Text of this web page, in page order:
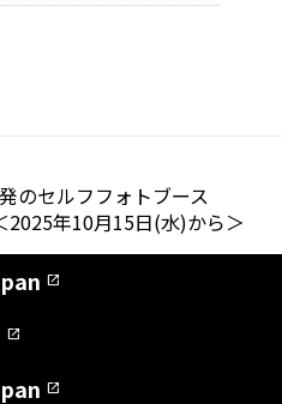
のセルフフォトブース
2025年10月15日(水)から＞